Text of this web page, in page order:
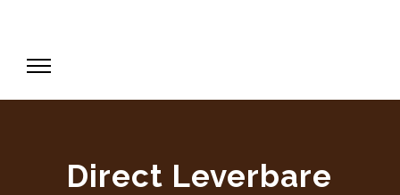
Direct Leverbare